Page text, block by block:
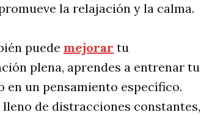
la relajación y la calma.
puede mejorar tu
plena, aprendes a entrenar tu
en un pensamiento específico.
de distracciones constantes,